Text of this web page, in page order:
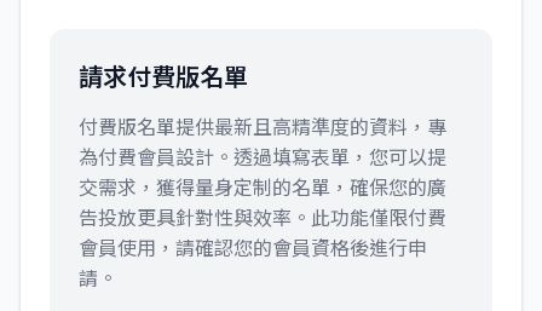
請求付費版名單
付費版名單提供最新且高精準度的資料，專
為付費會員設計。透過填寫表單，您可以提
交需求，獲得量身定制的名單，確保您的廣
告投放更具針對性與效率。此功能僅限付費
會員使用，請確認您的會員資格後進行申
請。